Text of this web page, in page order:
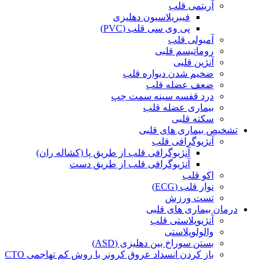
آریتمی قلب
فیبریلاسیون دهلیزی
پی وی سی قلب (PVC)
آمبولی قلب
روماتیسم قلبی
آنژین قلبی
ضخیم شدن دیواره قلب
ضعف عضله قلب
درد قفسه سينه سمت چپ
بیماری عضله قلب
سکته قلبی
تشخیص بیماری های قلبی
آنژیوگرافی قلب
آنژیوگرافی قلب از طریق پا (کشاله ران)
آنژیوگرافی قلب از طریق دست
اکو قلب
نوار قلب (ECG)
تست ورزش
درمان بیماری های قلبی
آنژیوپلاستی قلب
والولوپلاستی
بستن سوراخ بین دهلیزی (ASD)
باز کردن انسداد عروق کرونر با روش کم تهاجمی CTO